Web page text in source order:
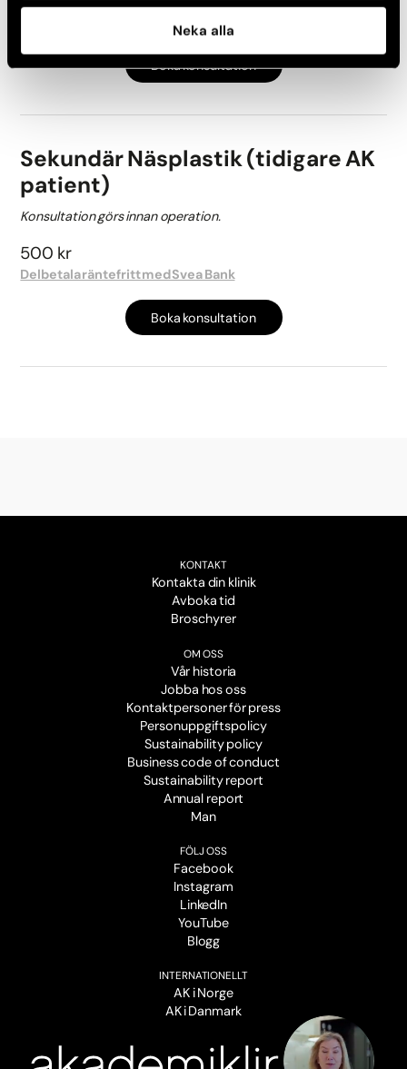
Neka alla
Delbetala räntefritt med Svea Bank
Boka konsultation
Sekundär Näsplastik (tidigare AK
patient)
Konsultation görs innan operation.
500 kr
Delbetala räntefritt med Svea Bank
Boka konsultation
KONTAKT
Kontakta din klinik
Avboka tid
Broschyrer
OM OSS
Vår historia
Jobba hos oss
Kontaktpersoner för press
Personuppgiftspolicy
Sustainability policy
Business code of conduct
Sustainability report
Annual report
Man
FÖLJ OSS
Facebook
Instagram
LinkedIn
YouTube
Blogg
INTERNATIONELLT
AK i Norge
AK i Danmark